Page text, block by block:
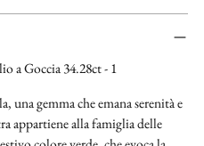
a Goccia 34.28ct - 1
gemma che emana serenità e
appartiene alla famiglia delle